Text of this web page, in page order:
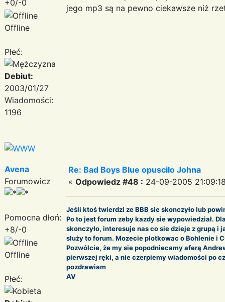
+0/-0
Offline
Płeć:
Debiut:
2003/01/27
Wiadomości:
1196
jego mp3 są na pewno ciekawsze niż
Avena
Forumowicz
Pomocna dłoń:
+8/-0
Offline
Płeć:
Re: Bad Boys Blue opuscilo Johna
« Odpowiedz #48 : 24-09-2005
Jeśli ktoś twierdzi ze BBB sie skonczyło lub
Po to jest forum zeby kazdy sie wypowiedział.
skonczyło, interesuje nas co sie dzieje z grupą i
służy to forum. Mozecie plotkowac o Bohlenie i
Pozwólcie, że my sie popodniecamy aferą
pierwszej ręki, a nie czerpiemy wiadomości po
pozdrawiam
AV